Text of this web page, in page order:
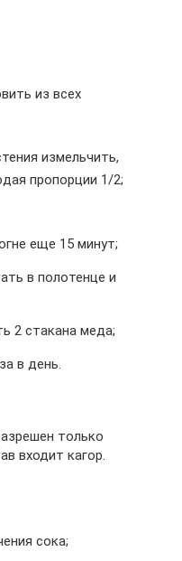
из всех
измельчить,
пропорции 1/2;
еще 15 минут;
в полотенце и
2 стакана меда;
в день.
только
входит кагор.
сока;